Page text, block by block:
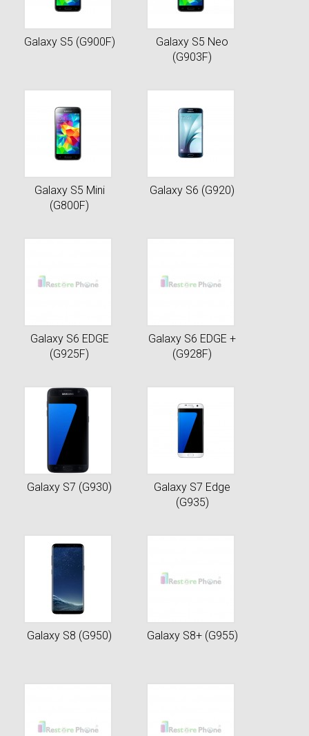
Galaxy S5 (G900F)
Galaxy S5 Neo
(G903F)
Galaxy S5 Mini
(G800F)
Galaxy S6 (G920)
Galaxy S6 EDGE
(G925F)
Galaxy S6 EDGE +
(G928F)
Galaxy S7 (G930)
Galaxy S7 Edge
(G935)
Galaxy S8 (G950) Galaxy S8+ (G955)